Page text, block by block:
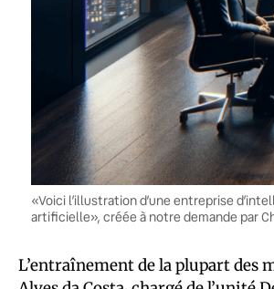
«Voici l’illustration d’une entreprise
artificielle», créée à notre demande par
L’entraînement de la plupart des